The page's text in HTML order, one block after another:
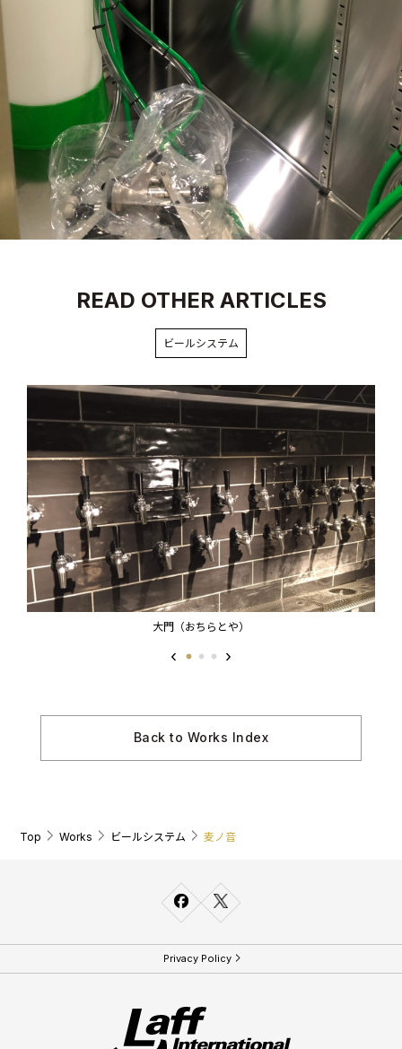
READ OTHER ARTICLES
ビールシステム
大門（おちらとや）
Back to Works Index
Top Works ビールシステム 麦ノ音
Privacy Policy